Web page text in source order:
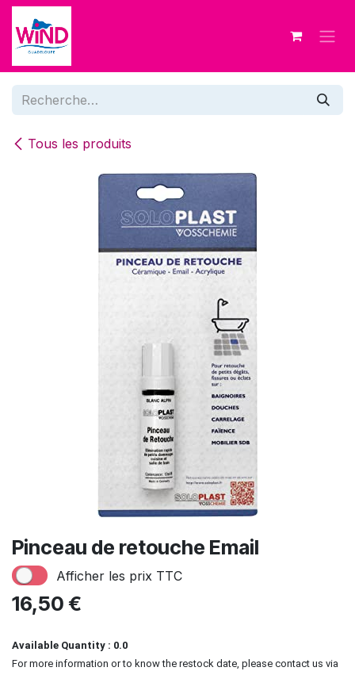
Se rendre au contenu
Tous les produits
Pinceau de retouche Email
Afficher les prix TTC
16,50 €
Available Quantity : 0.0
For more information or to know the restock date, please contact us via